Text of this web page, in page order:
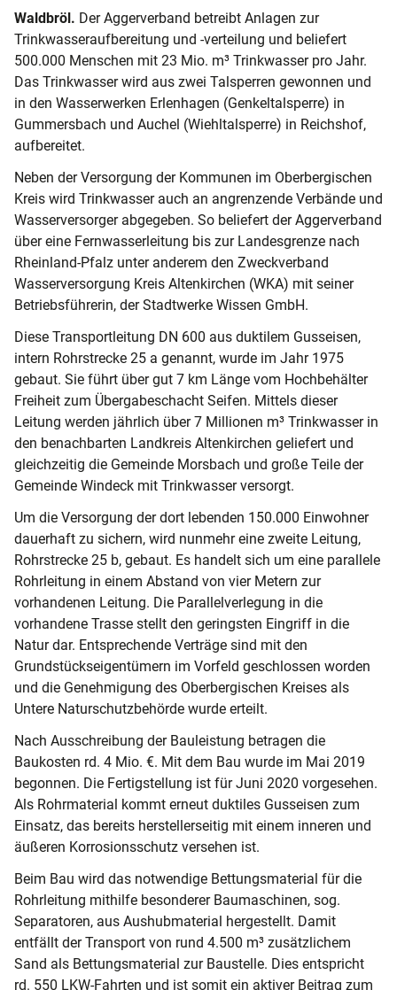
Waldbröl. Der Aggerverband betreibt Anlagen zur
Trinkwasseraufbereitung und -verteilung und beliefert
500.000 Menschen mit 23 Mio. m³ Trinkwasser pro Jahr.
Das Trinkwasser wird aus zwei Talsperren gewonnen und
in den Wasserwerken Erlenhagen (Genkeltalsperre) in
Gummersbach und Auchel (Wiehltalsperre) in Reichshof,
aufbereitet.
Neben der Versorgung der Kommunen im Oberbergischen
Kreis wird Trinkwasser auch an angrenzende Verbände und
Wasserversorger abgegeben. So beliefert der Aggerverband
über eine Fernwasserleitung bis zur Landesgrenze nach
Rheinland-Pfalz unter anderem den Zweckverband
Wasserversorgung Kreis Altenkirchen (WKA) mit seiner
Betriebsführerin, der Stadtwerke Wissen GmbH.
Diese Transportleitung DN 600 aus duktilem Gusseisen,
intern Rohrstrecke 25 a genannt, wurde im Jahr 1975
gebaut. Sie führt über gut 7 km Länge vom Hochbehälter
Freiheit zum Übergabeschacht Seifen. Mittels dieser
Leitung werden jährlich über 7 Millionen m³ Trinkwasser in
den benachbarten Landkreis Altenkirchen geliefert und
gleichzeitig die Gemeinde Morsbach und große Teile der
Gemeinde Windeck mit Trinkwasser versorgt.
Um die Versorgung der dort lebenden 150.000 Einwohner
dauerhaft zu sichern, wird nunmehr eine zweite Leitung,
Rohrstrecke 25 b, gebaut. Es handelt sich um eine parallele
Rohrleitung in einem Abstand von vier Metern zur
vorhandenen Leitung. Die Parallelverlegung in die
vorhandene Trasse stellt den geringsten Eingriff in die
Natur dar. Entsprechende Verträge sind mit den
Grundstückseigentümern im Vorfeld geschlossen worden
und die Genehmigung des Oberbergischen Kreises als
Untere Naturschutzbehörde wurde erteilt.
Nach Ausschreibung der Bauleistung betragen die
Baukosten rd. 4 Mio. €. Mit dem Bau wurde im Mai 2019
begonnen. Die Fertigstellung ist für Juni 2020 vorgesehen.
Als Rohrmaterial kommt erneut duktiles Gusseisen zum
Einsatz, das bereits herstellerseitig mit einem inneren und
äußeren Korrosionsschutz versehen ist.
Beim Bau wird das notwendige Bettungsmaterial für die
Rohrleitung mithilfe besonderer Baumaschinen, sog.
Separatoren, aus Aushubmaterial hergestellt. Damit
entfällt der Transport von rund 4.500 m³ zusätzlichem
Sand als Bettungsmaterial zur Baustelle. Dies entspricht
rd. 550 LKW-Fahrten und ist somit ein aktiver Beitrag zum